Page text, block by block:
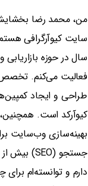
من، محمد رضا
سال در حوزه بازاریابی
فعالیت می‌کنم.
طراحی و ایجاد
کیوآرکد است. همچنین،
بهینه‌سازی وب‌سایت
دارم و توانسته‌ام